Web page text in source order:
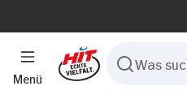
Menü